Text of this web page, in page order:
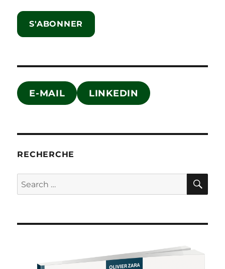
S'ABONNER
E-MAIL LINKEDIN
RECHERCHE
Search
for: